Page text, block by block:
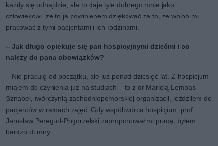
każdy się odnajdzie, ale to daje tyle dobrego mnie jako
człowiekowi, że to ja powinienem dziękować za to, że wolno mi
pracować z tymi pacjentami i ich rodzinami.
– Jak długo opiekuje się pan hospicyjnymi dziećmi i co
należy do pana obowiązków?
– Nie pracuję od początku, ale już ponad dziesięć lat. Z hospicjum
miałem do czynienia już na studiach – to z dr Mariolą Lembas-
Sznabel, twórczynią zachodniopomorskiej organizacji, jeździłem do
pacjentów w ramach zajęć. Gdy współtwórca hospicjum, prof.
Jarosław Peregud-Pogorzelski zaproponował mi pracę, byłem
bardzo dumny.